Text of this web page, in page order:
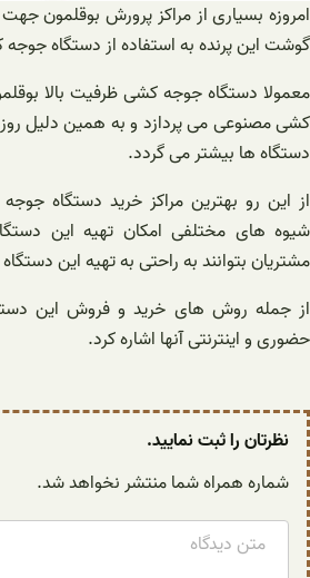
امروزه بسیاری از مراکز پرورش بوقلمون
گوشت این پرنده به استفاده از دستگاه
معمولا دستگاه جوجه کشی ظرفیت بالا
کشی مصنوعی می پردازد و به همین دلیل روز
دستگاه ها بیشتر می گردد.
از این رو بهترین مراکز خرید دستگاه
شیوه های مختلفی امکان تهیه این
مشتریان بتوانند به راحتی به تهیه این دستگاه
از جمله روش های خرید و فروش این
حضوری و اینترنتی آنها اشاره کرد.
نظرتان را ثبت نمایید.
شماره همراه شما منتشر نخواهد شد.